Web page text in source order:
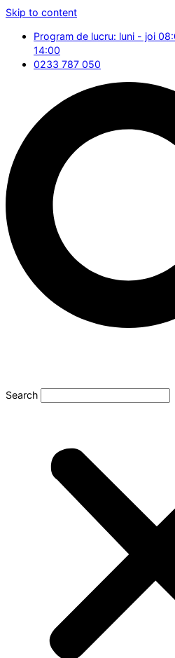
Skip to content
Program de lucru: luni - joi
14:00
0233 787 050
Search